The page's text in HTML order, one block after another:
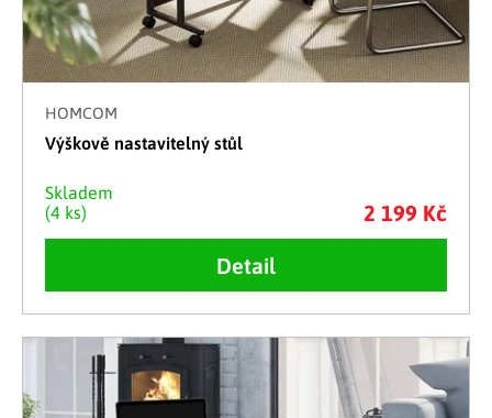
HOMCOM
Výškově nastavitelný stůl
Skladem
(4 ks)
2 199 Kč
Detail